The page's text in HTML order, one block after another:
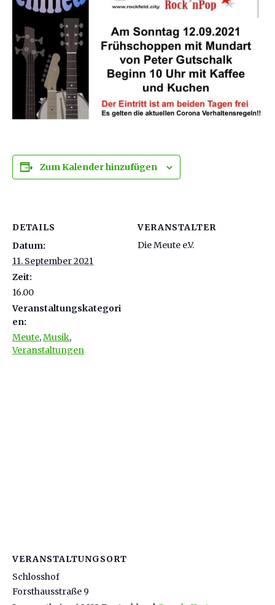
Zum Kalender hinzufügen
DETAILS
Datum:
11. September 2021
Zeit:
16.00
Veranstaltungskategori
en:
Meute,Musik,
Veranstaltungen
VERANSTALTER
Die Meute e.V.
VERANSTALTUNGSORT
Schlosshof
Forsthausstraße 9